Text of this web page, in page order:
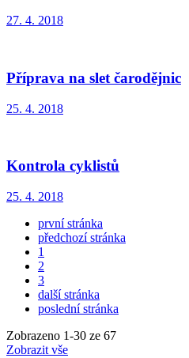
27. 4. 2018
Příprava na slet čarodějnic
25. 4. 2018
Kontrola cyklistů
25. 4. 2018
první stránka
předchozí stránka
1
2
3
další stránka
poslední stránka
Zobrazeno 1-30 ze 67
Zobrazit vše